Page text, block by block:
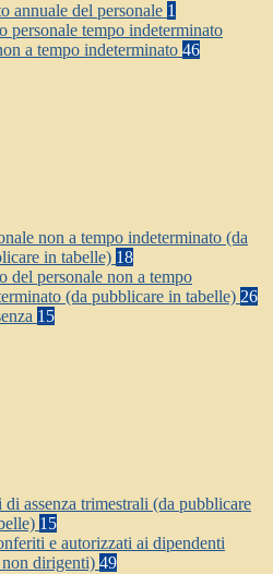
annuale del personale 1
personale tempo indeterminato
a tempo indeterminato 46
non a tempo indeterminato (da
in tabelle) 18
del personale non a tempo
(da pubblicare in tabelle) 26
15
di assenza trimestrali (da pubblicare
15
e autorizzati ai dipendenti
dirigenti) 49